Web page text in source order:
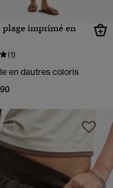
plage imprimé en
(1)
en dautres coloris